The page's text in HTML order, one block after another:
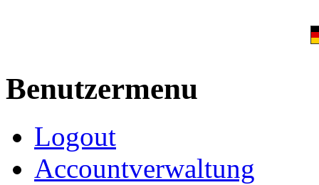
Benutzermenu
Logout
Accountverwaltung